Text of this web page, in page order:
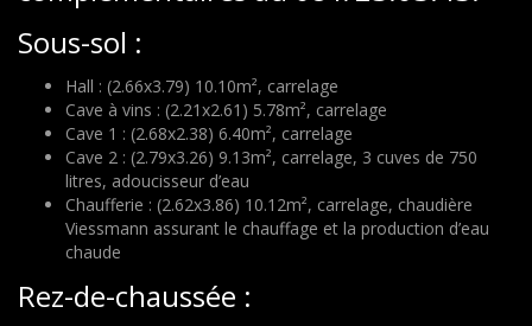
Sous-sol :
Hall : (2.66x3.79) 10.10m², carrelage
Cave à vins : (2.21x2.61) 5.78m², carrelage
Cave 1 : (2.68x2.38) 6.40m², carrelage
Cave 2 : (2.79x3.26) 9.13m², carrelage, 3 cuves de 750
litres, adoucisseur d’eau
Chaufferie : (2.62x3.86) 10.12m², carrelage, chaudière
Viessmann assurant le chauffage et la production d’eau
chaude
Rez-de-chaussée :